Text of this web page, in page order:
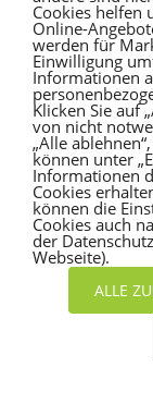
Cookies helfen
Online-
werden für
Einwilligung
Informationen
Klicken Sie auf
von nicht
„Alle
können unter
Informationen
Cookies
können die
Cookies auch
der
Webseite).
ALLE